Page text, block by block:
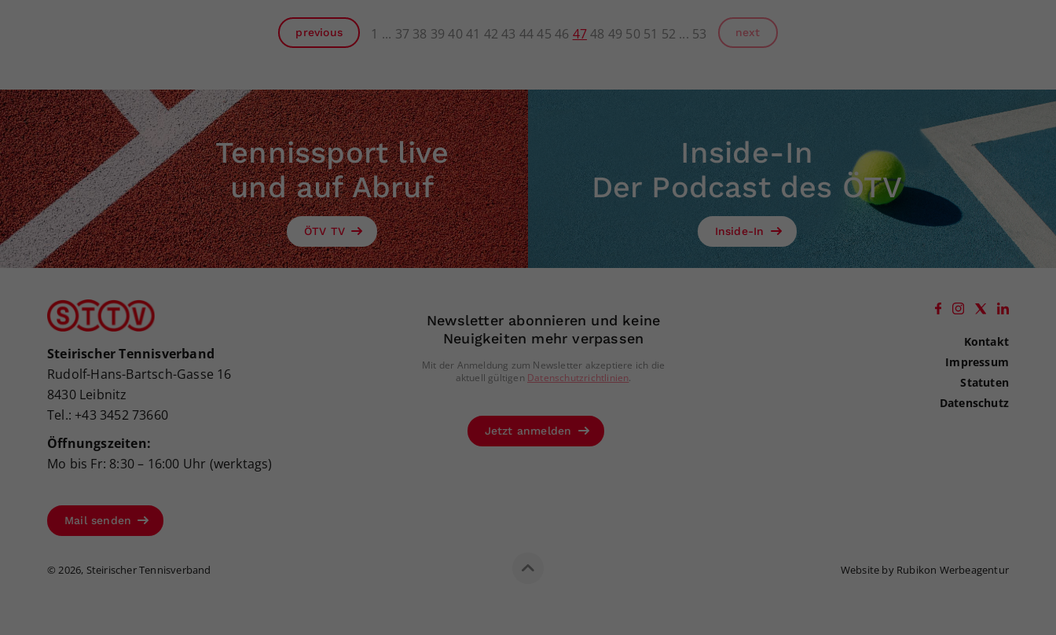
previous 1 37 38 39 40 41 42 43 4445 46 4748 49 50 51 52 53 next
Tennissport live
und auf Abruf
ÖTV TV
Inside-In
Der Podcast des ÖTV
Inside-In
Steirischer Tennisverband
Rudolf-Hans-Bartsch-Gasse 16
8430 Leibnitz
Tel.: +43 3452 73660
Öffnungszeiten:
Mo bis Fr: 8:30 – 16:00 Uhr (werktags)
Mail senden
Newsletter abonnieren und keine
Neuigkeiten mehr verpassen
Mit der Anmeldung zum Newsletter akzeptiere ich die
aktuell gültigen Datenschutzrichtlinien.
Jetzt anmelden
Kontakt
Impressum
Statuten
Datenschutz
©2026, Steirischer Tennisverband Website by Rubikon Werbeagentur